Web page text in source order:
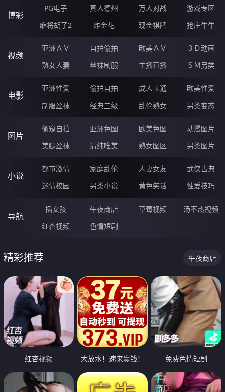
博彩
PG电子 真人德州 万人对战
游戏专区
麻将胡了2
炸金花 现金棋牌 抢庄牛牛
视频
亚洲ＡＶ 自拍偷拍 欧美ＡＶ
３Ｄ动画
熟女人妻
丝袜制服 主播直播 ＳＭ另类
电影
亚洲性爱 偷拍自拍 成人卡通
欧美性爱
制服丝袜
经典三级 乱伦熟女 另类变态
图片
偷窥自拍 亚洲色图 欧美色图
动漫图片
美腿丝袜
清纯唯美 熟女图区 另类图片
小说
都市激情 家庭乱伦 人妻女友
武侠古典
迷情校园
另类小说 黄色笑话 性爱技巧
导航
插女孩 午夜商店 草莓视频
汤不热视频
红杏视频
色情短剧
精彩推荐 午夜商店
红杏视频 大放水！速来赢钱！ 免费色情短剧